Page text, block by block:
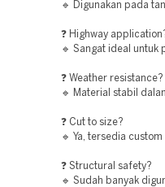
🔹 Digunakan pada
❓ Highway
🔹 Sangat ideal untuk
❓ Weather resistance?
🔹 Material stabil
❓ Cut to size?
🔹 Ya, tersedia
❓ Structural safety?
🔹 Sudah banyak